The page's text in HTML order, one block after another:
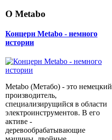
О Metabo
Концерн Metabo - немного
истории
Metabo (Метабо) - это немецкий
производитель,
специализирущийся в области
электроинструментов. В его
активе -
деревообрабатывающие